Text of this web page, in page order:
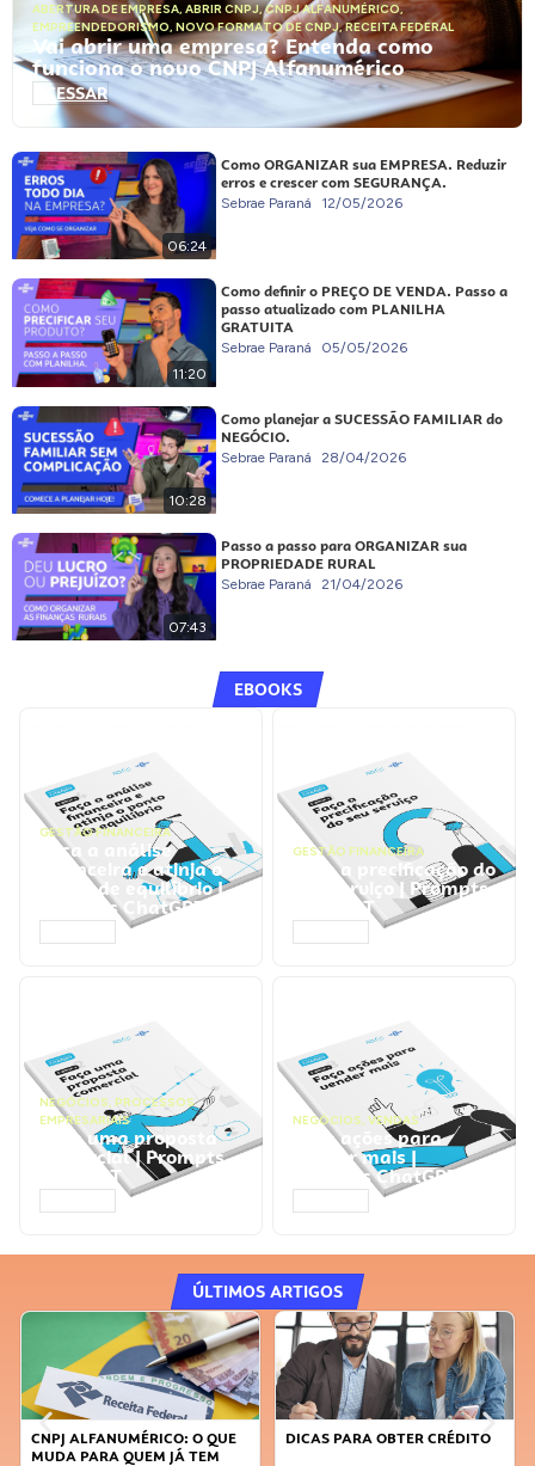
ABERTURA DE EMPRESA, ABRIR CNPJ,CNPJ ALFANUMÉRICO,
EMPREENDEDORISMO, NOVO FORMATO DE CNPJ,RECEITA FEDERAL
Vai abrir uma empresa? Entenda como
funciona o novo CNPJ Alfanumérico
ACESSAR
06:24
Como ORGANIZAR sua EMPRESA. Reduzir
erros e crescer com SEGURANÇA.
Sebrae Paraná 12/05/2026
11:20
Como definir o PREÇO DE VENDA. Passo a
passo atualizado com PLANILHA
GRATUITA
Sebrae Paraná 05/05/2026
10:28
Como planejar a SUCESSÃO FAMILIAR do
NEGÓCIO.
Sebrae Paraná 28/04/2026
07:43
Passo a passo para ORGANIZAR sua
PROPRIEDADE RURAL
Sebrae Paraná 21/04/2026
EBOOKS
GESTÃO FINANCEIRA
Faça a análise
financeira e atinja o
ponto de equilíbrio |
Prompts ChatGPT
GESTÃO FINANCEIRA
Faça a precificação do
seu serviço | Prompts
ChatGPT
NEGÓCIOS, PROCESSOS
EMPRESARIAIS
Faça uma proposta
comercial | Prompts
ChatGPT
NEGÓCIOS, VENDAS
Faça ações para
vender mais |
Prompts ChatGPT
ÚLTIMOS ARTIGOS
CNPJ ALFANUMÉRICO: O QUE
MUDA PARA QUEM JÁ TEM
DICAS PARA OBTER CRÉDITO